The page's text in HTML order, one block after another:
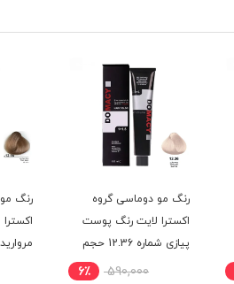
رنگ مو دوماسی گروه
اکسترا لایت رنگ پوست
پیازی شماره 12.36 حجم
590,000 6٪
رنگ